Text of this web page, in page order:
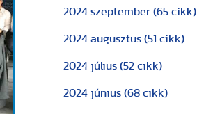
2024 szeptember (65 cikk)
2024 augusztus (51 cikk)
2024 július (52 cikk)
2024 június (68 cikk)